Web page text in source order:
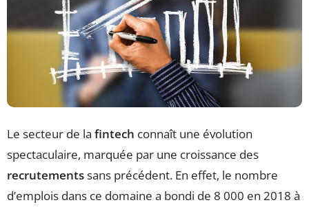
Le secteur de la fintech connaît une évolution
spectaculaire, marquée par une croissance des
recrutementssans précédent. En effet, le nombre
d’emplois dans ce domaine a bondi de 8 000 en 2018 à